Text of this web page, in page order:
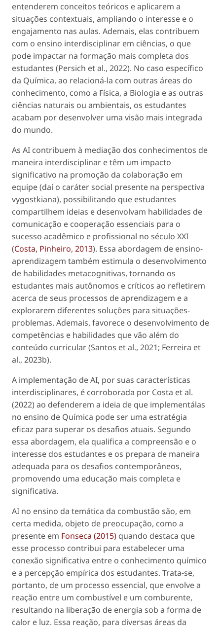
entenderem conceitos teóricos e aplicarem a
situações contextuais, ampliando o interesse e o
engajamento nas aulas. Ademais, elas contribuem
com o ensino interdisciplinar em ciências, o que
pode impactar na formação mais completa dos
estudantes (Persich et al., 2022). No caso específico
da Química, ao relacioná-la com outras áreas do
conhecimento, como a Física, a Biologia e as outras
ciências naturais ou ambientais, os estudantes
acabam por desenvolver uma visão mais integrada
do mundo.
As AI contribuem à mediação dos conhecimentos de
maneira interdisciplinar e têm um impacto
significativo na promoção da colaboração em
equipe (daí o caráter social presente na perspectiva
vygostkiana), possibilitando que estudantes
compartilhem ideias e desenvolvam habilidades de
comunicação e cooperação essenciais para o
sucesso acadêmico e profissional no século XXI
(Costa, Pinheiro, 2013). Essa abordagem de ensino-
aprendizagem também estimula o desenvolvimento
de habilidades metacognitivas, tornando os
estudantes mais autônomos e críticos ao refletirem
acerca de seus processos de aprendizagem e a
explorarem diferentes soluções para situações-
problemas. Ademais, favorece o desenvolvimento de
competências e habilidades que vão além do
conteúdo curricular (Santos et al., 2021; Ferreira et
al., 2023b).
A implementação de AI, por suas características
interdisciplinares, é corroborada por Costa et al.
(2022) ao defenderem a ideia de que implementálas
no ensino de Química pode ser uma estratégia
eficaz para superar os desafios atuais. Segundo
essa abordagem, ela qualifica a compreensão e o
interesse dos estudantes e os prepara de maneira
adequada para os desafios contemporâneos,
promovendo uma educação mais completa e
significativa.
AI no ensino da temática da combustão são, em
certa medida, objeto de preocupação, como a
presente em Fonseca (2015) quando destaca que
esse processo contribui para estabelecer uma
conexão significativa entre o conhecimento químico
e a percepção empírica dos estudantes. Trata-se,
portanto, de um processo essencial, que envolve a
reação entre um combustível e um comburente,
resultando na liberação de energia sob a forma de
calor e luz. Essa reação, para diversas áreas da